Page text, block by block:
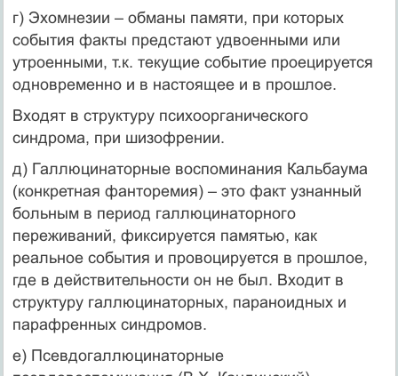
г) Эхомнезии – обманы памяти, при которых
события факты предстают удвоенными или
утроенными, т.к. текущие событие проецируется
одновременно и в настоящее и в прошлое.
Входят в структуру психоорганического
синдрома, при шизофрении.
д) Галлюцинаторные воспоминания Кальбаума
(конкретная фанторемия) – это факт узнанный
больным в период галлюцинаторного
переживаний, фиксируется памятью, как
реальное события и провоцируется в прошлое,
где в действительности он не был. Входит в
структуру галлюцинаторных, параноидных и
парафренных синдромов.
е) Псевдогаллюцинаторные